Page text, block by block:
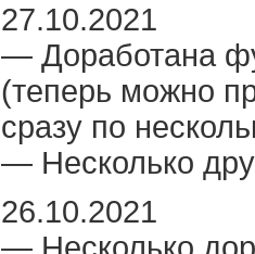
27.10.2021
— Доработана
(теперь можно
сразу по
— Несколько
26.10.2021
— Несколько